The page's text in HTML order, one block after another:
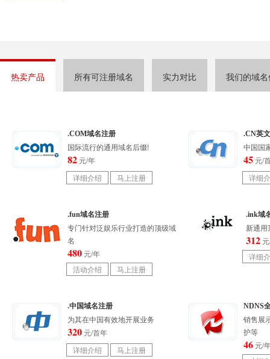
热卖产品 所有可注册域名 实力对比 我们的域
.COM域名注册
国际流行的通用域名后缀!
82 元/年
.CN英
中国国
45 元/
.fun域名注册
专门针对泛娱乐行业打造的顶级域
名
480 元/年
.ink域
新通用
312
.中国域名注册
为其在中国有效地开展业务
320 元/首年
NDNS
销售展
护等
46 元/